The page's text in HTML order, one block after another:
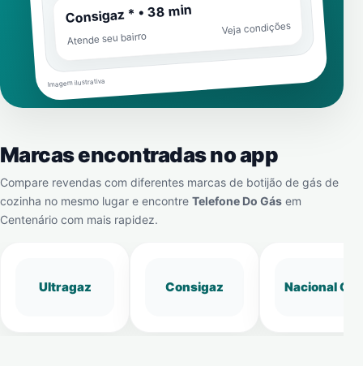
Consigaz * • 38 min
Atende seu bairro
Veja condições
Imagem ilustrativa
Marcas encontradas no app
Compare revendas com diferentes marcas de botijão de gás de
cozinha no mesmo lugar e encontre Telefone Do Gás em
Centenário com mais rapidez.
Ultragaz Consigaz Nacional Gás